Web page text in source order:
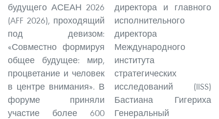
будущего АСЕАН 2026
(AFF 2026), проходящий
под девизом:
«Совместно формируя
общее будущее: мир,
процветание и человек
в центре внимания». В
форуме приняли
участие более 600
директора и главного
исполнительного
директора
Международного
института
стратегических
исследований (IISS)
Бастиана Гигериха
Генеральный